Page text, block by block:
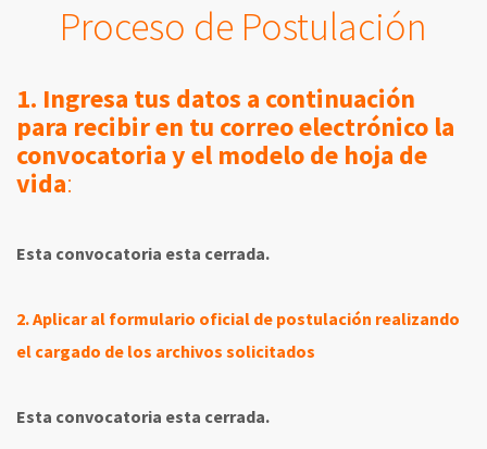
Proceso de Postulación
1. Ingresa tus datos a continuación
para recibir en tu correo electrónico la
convocatoria y el modelo de hoja de
vida:
Esta convocatoria esta cerrada.
2.Aplicar al formulario oficial de postulación realizando
el cargado de los archivos solicitados
Esta convocatoria esta cerrada.